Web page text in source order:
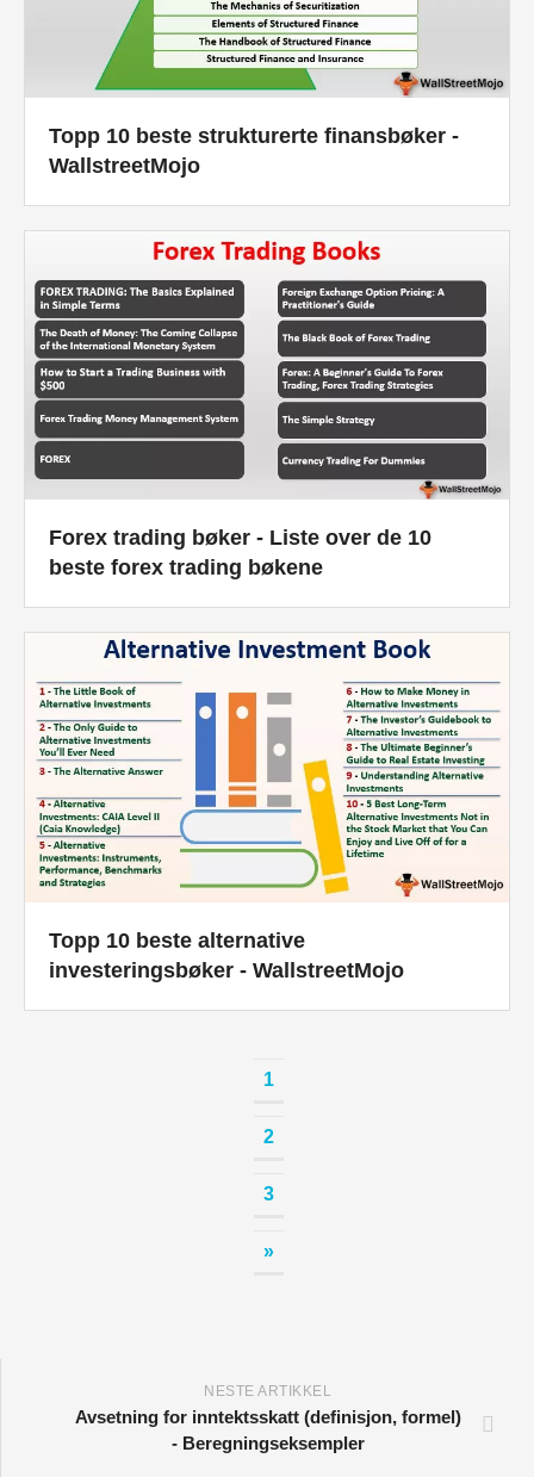
Topp 10 beste strukturerte finansbøker -
WallstreetMojo
Forex trading bøker - Liste over de 10
beste forex trading bøkene
Topp 10 beste alternative
investeringsbøker - WallstreetMojo
1
2
3
»
NESTE ARTIKKEL
Avsetning for inntektsskatt (definisjon, formel)
- Beregningseksempler